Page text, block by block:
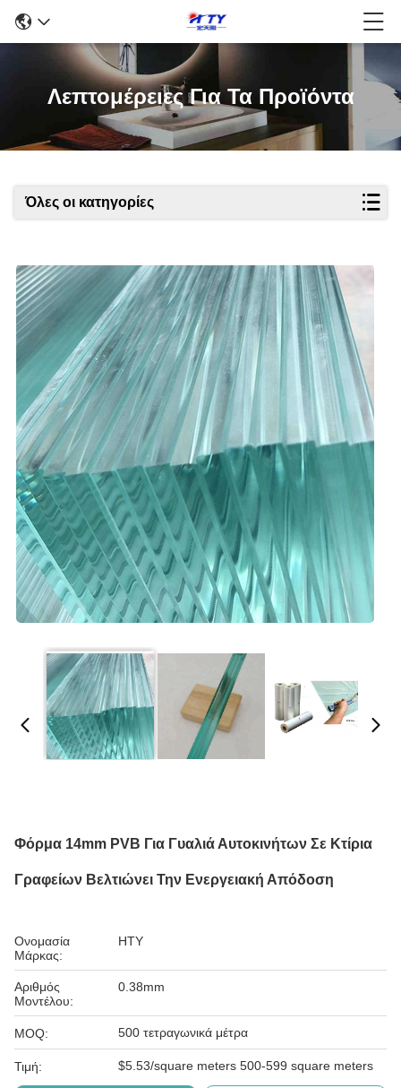
Λεπτομέρειες Για Τα Προϊόντα
Όλες οι κατηγορίες
Φόρμα 14mm PVB Για Γυαλιά Αυτοκινήτων Σε Κτίρια
Γραφείων Βελτιώνει Την Ενεργειακή Απόδοση
Ονομασία
Μάρκας:
HTY
Αριθμός
Μοντέλου:
0.38mm
MOQ: 500 τετραγωνικά μέτρα
Τιμή: $5.53/square meters 500-599 square meters